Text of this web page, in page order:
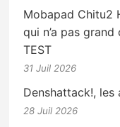
Mobapad Chitu2
qui n’a pas
TEST
31 Juil 2026
Denshattack!, les
28 Juil 2026